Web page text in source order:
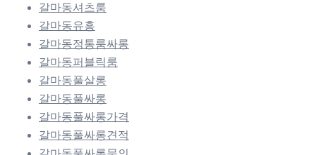
갈마동셔츠룸
갈마동유흥
갈마동정통룸싸롱
갈마동퍼블릭룸
갈마동풀살롱
갈마동풀싸롱
갈마동풀싸롱가격
갈마동풀싸롱견적